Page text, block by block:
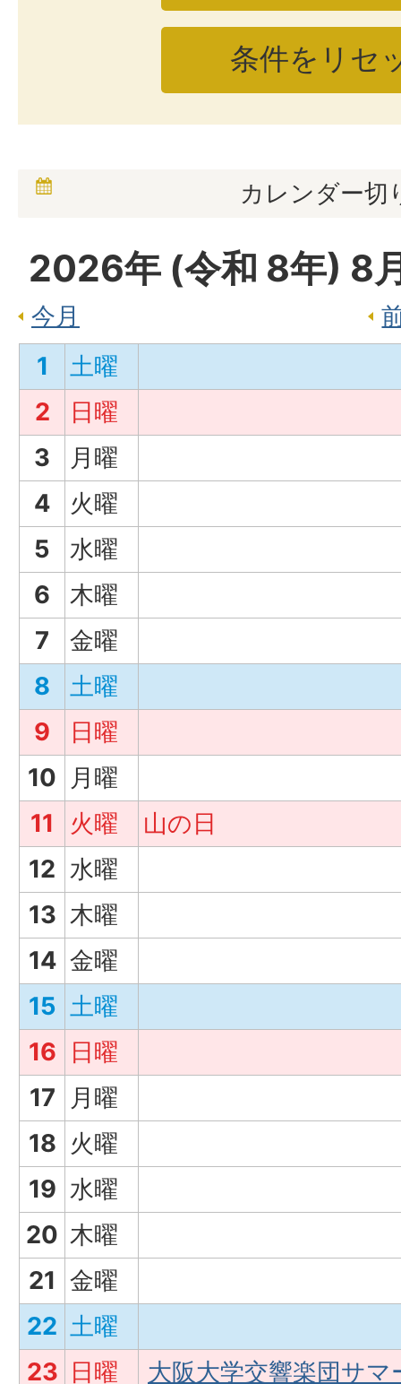
カレンダー切
2026年 (令和 8年) 8
今月
1
土曜
2
日曜
3
月曜
4
火曜
5
水曜
6
木曜
7
金曜
8
土曜
9
日曜
10
月曜
11
火曜
山の日
12 水曜
13 木曜
14 金曜
15 土曜
16
日曜
17
月曜
18 火曜
19 水曜
20 木曜
21 金曜
22 土曜
23 日曜 大阪大学交響楽団サ